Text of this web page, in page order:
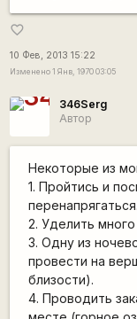
favorite_border
10 Фев, 2013 15:22
Изменено 1 Янв, 1970 03:05
346Serg
Автор
Некоторые из
1. Пройтись и
перенапрягаться.
2. Уделить
3. Одну из
провести на
близости).
4. Проводить